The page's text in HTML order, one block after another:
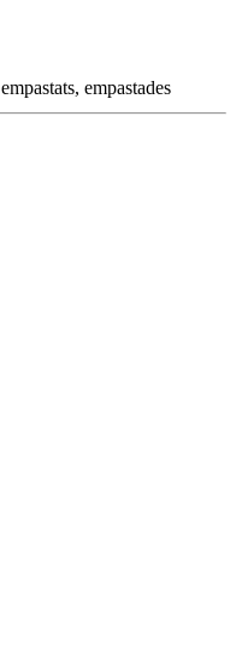
empastats, empastades